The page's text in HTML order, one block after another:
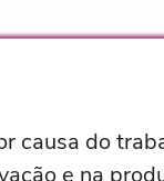
causa do
e na